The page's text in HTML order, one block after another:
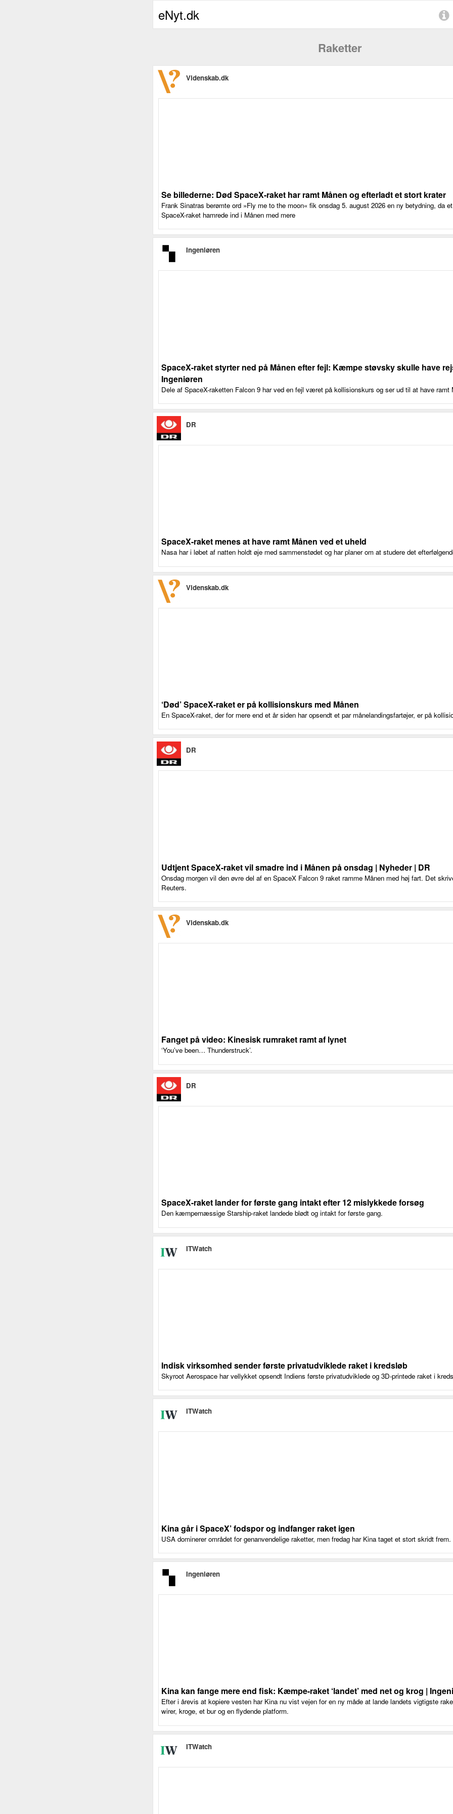
eNyt.dk
Raketter
Videnskab.dk
Se billederne: Død SpaceX-raket har ramt Månen og efterladt et stort krater
Frank Sinatras berømte ord »Fly me to the moon« fik onsdag 5. august 2026 en ny betydning, da
SpaceX-raket hamrede ind i Månen med mere
Ingeniøren
SpaceX-raket styrter ned på Månen efter fejl: Kæmpe støvsky skulle have
Ingeniøren
Dele af SpaceX-raketten Falcon 9 har ved en fejl været på kollisionskurs og ser ud til at have ramt
DR
SpaceX-raket menes at have ramt Månen ved et uheld
Nasa har i løbet af natten holdt øje med sammenstødet og har planer om at studere det
Videnskab.dk
‘Død’ SpaceX-raket er på kollisionskurs med Månen
En SpaceX-raket, der for mere end et år siden har opsendt et par månelandingsfartøjer, er på
DR
Udtjent SpaceX-raket vil smadre ind i Månen på onsdag | Nyheder | DR
Onsdag morgen vil den øvre del af en SpaceX Falcon 9 raket ramme Månen med høj fart. Det
Reuters.
Videnskab.dk
Fanget på video: Kinesisk rumraket ramt af lynet
‘You’ve been… Thunderstruck’.
DR
SpaceX-raket lander for første gang intakt efter 12 mislykkede forsøg
Den kæmpemæssige Starship-raket landede blødt og intakt for første gang.
ITWatch
Indisk virksomhed sender første privatudviklede raket i kredsløb
Skyroot Aerospace har vellykket opsendt Indiens første privatudviklede og 3D-printede raket i
ITWatch
Kina går i SpaceX’ fodspor og indfanger raket igen
USA dominerer området for genanvendelige raketter, men fredag har Kina taget et stort skridt frem.
Ingeniøren
Kina kan fange mere end fisk: Kæmpe-raket ‘landet’ med net og krog |
Efter i årevis at kopiere vesten har Kina nu vist vejen for en ny måde at lande landets vigtigste
wirer, kroge, et bur og en flydende platform.
ITWatch